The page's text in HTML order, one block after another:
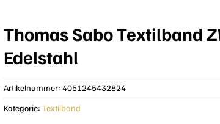
Thomas Sabo Textilband
Edelstahl
Artikelnummer: 4051245432824
Kategorie: Textilband